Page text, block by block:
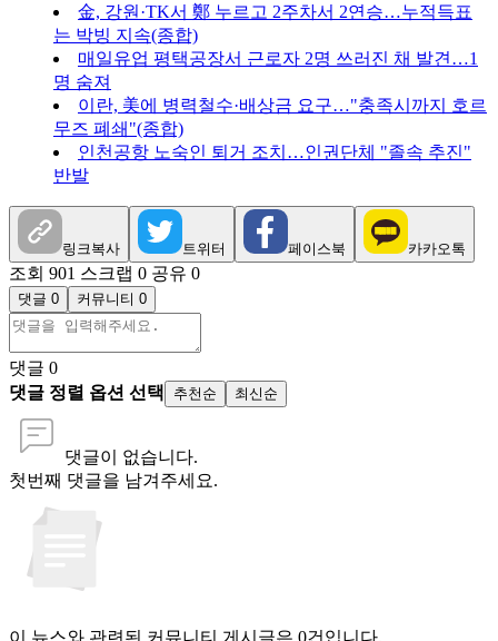
金, 강원·TK서 鄭 누르고 2주차서 2연승…누적득표
는 박빙 지속(종합)
매일유업 평택공장서 근로자 2명 쓰러진 채 발견…1
명 숨져
이란, 美에 병력철수·배상금 요구…"충족시까지 호르
무즈 폐쇄"(종합)
인천공항 노숙인 퇴거 조치…인권단체 "졸속 추진"
반발
링크복사 트위터 페이스북 카카오톡
조회 901 스크랩 0 공유 0
댓글 0 커뮤니티 0
댓글 0
댓글 정렬 옵션 선택
추천순 최신순
댓글이 없습니다.
첫번째 댓글을 남겨주세요.
이 뉴스와 관련된 커뮤니티 게시글은 0건입니다.